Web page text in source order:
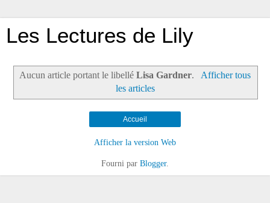
Les Lectures de Lily
Aucun article portant le libelléLisa Gardner.
Afficher tous
les articles
Accueil
Afficher la version Web
Fourni par Blogger.